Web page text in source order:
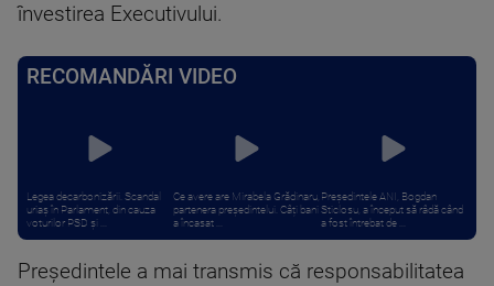
învestirea Executivului.
RECOMANDĂRI VIDEO
Legea decarbonizării. Scandal
uriaș în Parlament, din cauza
voturilor PSD și ...
Ce avere are Mirabela Grădinaru,
partenera președintelui. Câți bani
a încasat ...
Președintele ANI, Bogdan
Sticlosu, a început să râdă când
a fost întrebat de ...
Președintele a mai transmis că responsabilitatea